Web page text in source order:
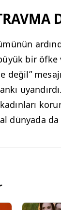
bir öfke
değil”
dünyada